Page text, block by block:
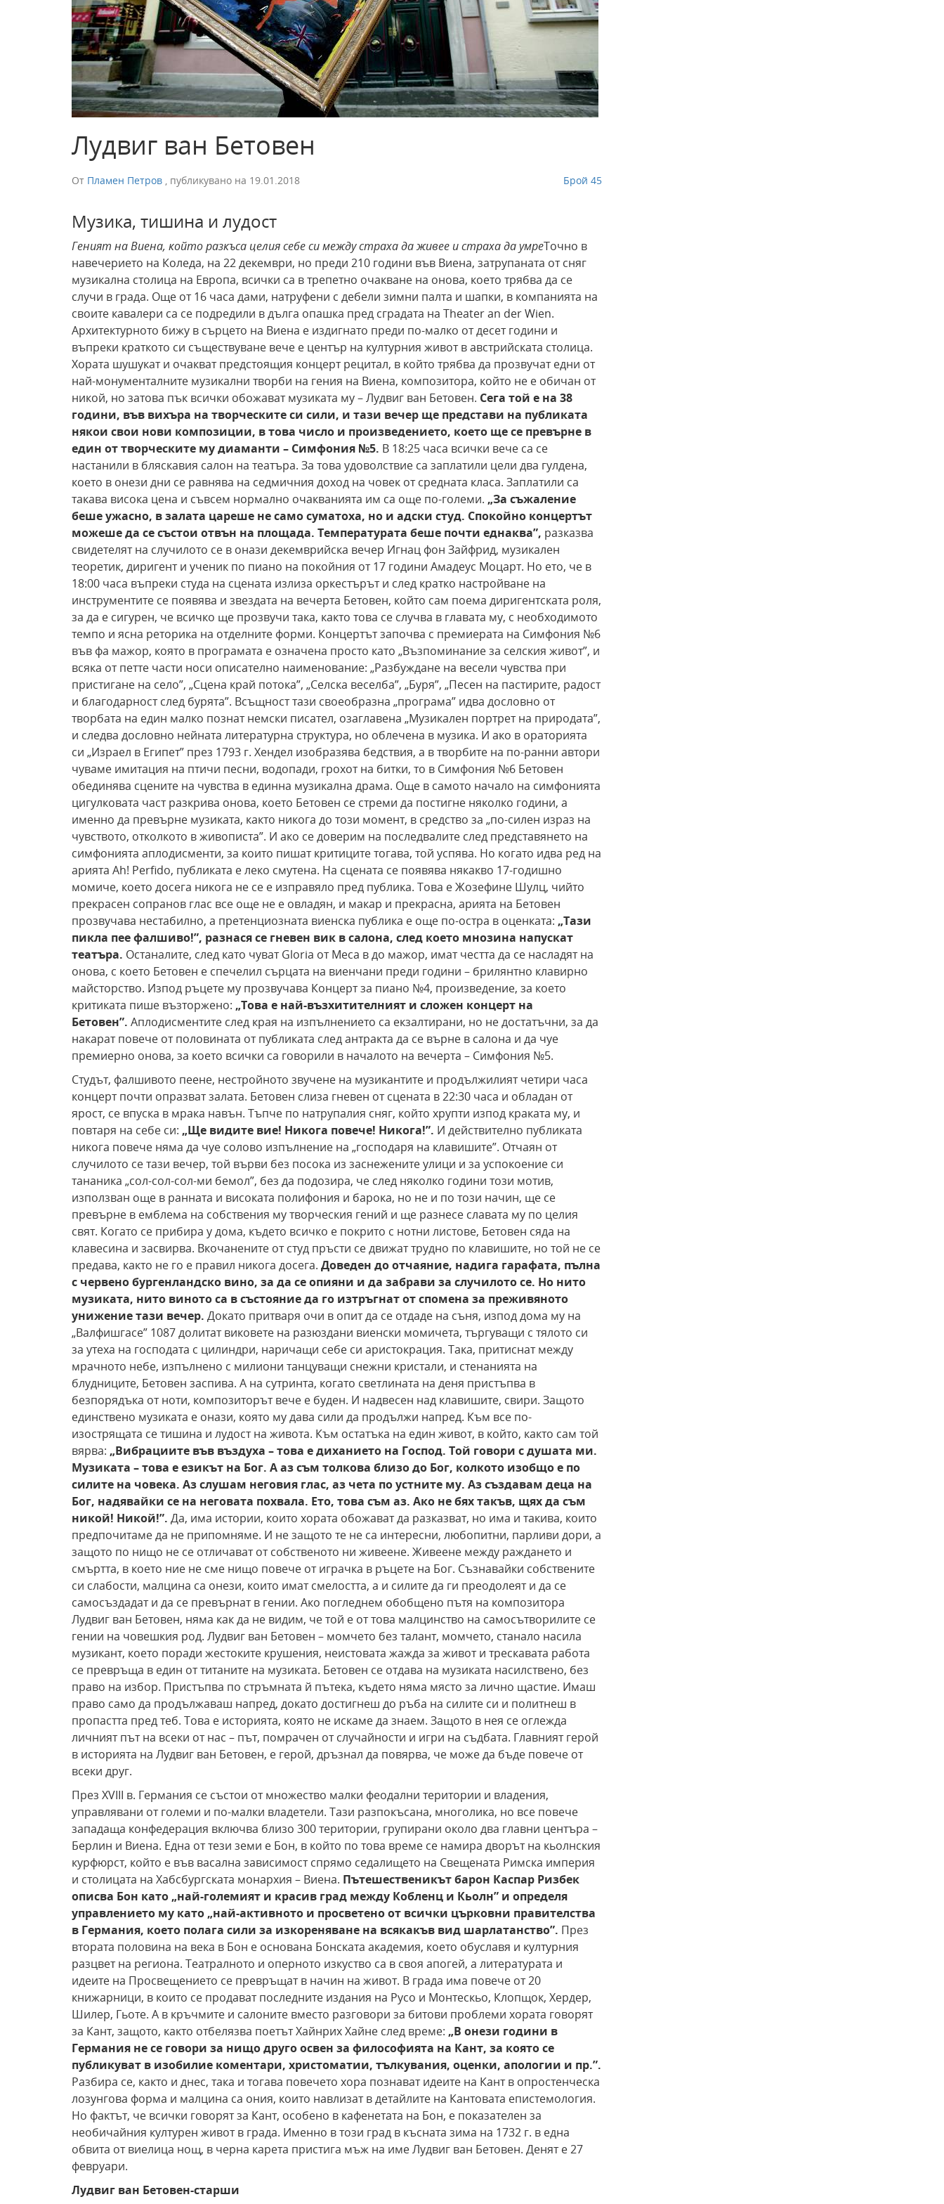
Лудвиг ван Бетовен
От Пламен Петров , публикувано на 19.01.2018 Брой 45
Музика, тишина и лудост
Геният на Виена, който разкъса целия себе си между страха да живее и страха да умреТочно в
навечерието на Коледа, на 22 декември, но преди 210 години във Виена, затрупаната от сняг
музикална столица на Европа, всички са в трепетно очакване на онова, което трябва да се
случи в града. Още от 16 часа дами, натруфени с дебели зимни палта и шапки, в компанията на
своите кавалери са се подредили в дълга опашка пред сградата на Theater an der Wien.
Архитектурното бижу в сърцето на Виена е издигнато преди по-малко от десет години и
въпреки краткото си съществуване вече е център на културния живот в австрийската столица.
Хората шушукат и очакват предстоящия концерт рецитал, в който трябва да прозвучат едни от
най-монументалните музикални творби на гения на Виена, композитора, който не е обичан от
никой, но затова пък всички обожават музиката му – Лудвиг ван Бетовен. Сега той е на 38
години, във вихъра на творческите си сили, и тази вечер ще представи на публиката
някои свои нови композиции, в това число и произведението, което ще се превърне в
един от творческите му диаманти – Симфония №5. В 18:25 часа всички вече са се
настанили в бляскавия салон на театъра. За това удоволствие са заплатили цели два гулдена,
което в онези дни се равнява на седмичния доход на човек от средната класа. Заплатили са
такава висока цена и съвсем нормално очакванията им са още по-големи. „За съжаление
беше ужасно, в залата цареше не само суматоха, но и адски студ. Спокойно концертът
можеше да се състои отвън на площада. Температурата беше почти еднаква”, разказва
свидетелят на случилото се в онази декемврийска вечер Игнац фон Зайфрид, музикален
теоретик, диригент и ученик по пиано на покойния от 17 години Амадеус Моцарт. Но ето, че в
18:00 чaса въпреки студа на сцената излиза оркестърът и след кратко настройване на
инструментите се появява и звездата на вечерта Бетовен, който сам поема диригентската роля,
за да е сигурен, че всичко ще прозвучи така, както това се случва в главата му, с необходимото
темпо и ясна реторика на отделните форми. Концертът започва с премиерата на Симфония №6
във фа мажор, която в програмата е означена просто като „Възпоминание за селския живот”, и
всяка от петте части носи описателно наименование: „Разбуждане на весели чувства при
пристигане на село”, „Сцена край потока”, „Селска веселба”, „Буря”, „Песен на пастирите, радост
и благодарност след бурята”. Всъщност тази своеобразна „програма” идва дословно от
творбата на един малко познат немски писател, озаглавена „Музикален портрет на природата”,
и следва дословно нейната литературна структура, но облечена в музика. И ако в ораторията
си „Израел в Египет” през 1793 г. Хендел изобразява бедствия, а в творбите на по-ранни автори
чуваме имитация на птичи песни, водопади, грохот на битки, то в Симфония №6 Бетовен
обединява сцените на чувства в единна музикална драма. Още в самото начало на симфонията
цигулковата част разкрива онова, което Бетовен се стреми да постигне няколко години, а
именно да превърне музиката, както никога до този момент, в средство за „по-силен израз на
чувството, отколкото в живописта”. И ако се доверим на последвалите след представянето на
симфонията аплодисменти, за които пишат критиците тогава, той успява. Но когато идва ред на
арията Ah! Perfido, публиката е леко смутена. На сцената се появява някакво 17-годишно
момиче, което досега никога не се е изправяло пред публика. Това е Жозефине Шулц, чийто
прекрасен сопранов глас все още не е овладян, и макар и прекрасна, арията на Бетовен
прозвучава нестабилно, а претенциозната виенска публика е още по-остра в оценката: „Тази
пикла пее фалшиво!”, разнася се гневен вик в салона, след което мнозина напускат
театъра. Останалите, след като чуват Gloria от Меса в до мажор, имат честта да се насладят на
онова, с което Бетовен е спечелил сърцата на виенчани преди години – брилянтно клавирно
майсторство. Изпод ръцете му прозвучава Концерт за пиано №4, произведение, за което
критиката пише възторжено: „Това е най-възхитителният и сложен концерт на
Бетовен”. Аплодисментите след края на изпълнението са екзалтирани, но не достатъчни, за да
накарат повече от половината от публиката след антракта да се върне в салона и да чуе
премиерно онова, за което всички са говорили в началото на вечерта – Симфония №5.
Студът, фалшивото пеене, нестройното звучене на музикантите и продължилият четири часа
концерт почти опразват залата. Бетовен слиза гневен от сцената в 22:30 часа и обладан от
ярост, се впуска в мрака навън. Тъпче по натрупалия сняг, който хрупти изпод краката му, и
повтаря на себе си: „Ще видите вие! Никога повече! Никога!”. И действително публиката
никога повече няма да чуе солово изпълнение на „господаря на клавишите”. Отчаян от
случилото се тази вечер, той върви без посока из заснежените улици и за успокоение си
тананика „сол-сол-сол-ми бемол”, без да подозира, че след няколко години този мотив,
използван още в ранната и високата полифония и барока, но не и по този начин, ще се
превърне в емблема на собствения му творческия гений и ще разнесе славата му по целия
свят. Когато се прибира у дома, където всичко е покрито с нотни листове, Бетовен сяда на
клавесина и засвирва. Вкочанените от студ пръсти се движат трудно по клавишите, но той не се
предава, както не го е правил никога досега. Доведен до отчаяние, надига гарафата, пълна
с червено бургенландско вино, за да се опияни и да забрави за случилото се. Но нито
музиката, нито виното са в състояние да го изтръгнат от спомена за преживяното
унижение тази вечер. Докато притваря очи в опит да се отдаде на съня, изпод дома му на
„Валфишгасе” 1087 долитат виковете на разюздани виенски момичета, търгуващи с тялото си
за утеха на господата с цилиндри, наричащи себе си аристокрация. Така, притиснат между
мрачното небе, изпълнено с милиони танцуващи снежни кристали, и стенанията на
блудниците, Бетовен заспива. А на сутринта, когато светлината на деня пристъпва в
безпорядъка от ноти, композиторът вече е буден. И надвесен над клавишите, свири. Защото
единствено музиката е онази, която му дава сили да продължи напред. Към все по-
изострящата се тишина и лудост на живота. Към остатъка на един живот, в който, както сам той
вярва: „Вибрациите във въздуха – това е диханието на Господ. Той говори с душата ми.
Музиката – това е езикът на Бог. А аз съм толкова близо до Бог, колкото изобщо е по
силите на човека. Аз слушам неговия глас, аз чета по устните му. Аз създавам деца на
Бог, надявайки се на неговата похвала. Ето, това съм аз. Ако не бях такъв, щяхда съм
никой! Никой!”. Да, има истории, които хората обожават да разказват, но има и такива, които
предпочитаме да не припомняме. И не защото те не са интересни, любопитни, парливи дори, а
защото по нищо не се отличават от собственото ни живеене. Живеене между раждането и
смъртта, в което ние не сме нищо повече от играчка в ръцете на Бог. Съзнавайки собствените
си слабости, малцина са онези, които имат смелостта, а и силите да ги преодолеят и да се
самосъздадат и да се превърнат в гении. Ако погледнем обобщено пътя на композитора
Лудвиг ван Бетовен, няма как да не видим, че той е от това малцинство на самосътворилите се
гении на човешкия род. Лудвиг ван Бетовен – момчето без талант, момчето, станало насила
музикант, което поради жестоките крушения, неистовата жажда за живот и трескавата работа
се превръща в един от титаните на музиката. Бетовен се отдава на музиката насилствено, без
право на избор. Пристъпва по стръмната й пътека, където няма място за лично щастие. Имаш
право само да продължаваш напред, докато достигнеш до ръба на силите си и политнеш в
пропастта пред теб. Това е историята, която не искаме да знаем. Защото в нея се оглежда
личният път на всеки от нас – път, помрачен от случайности и игри на съдбата. Главният герой
в историята на Лудвиг ван Бетовен, е герой, дръзнал да повярва, че може да бъде повече от
всеки друг.
През ХVIII в. Германия се състои от множество малки феодални територии и владения,
управлявани от големи и по-малки владетели. Тази разпокъсана, многолика, но все повече
западаща конфедерация включва близо 300 територии, групирани около два главни центъра –
Берлин и Виена. Една от тези земи е Бон, в който по това време се намира дворът на кьолнския
курфюрст, който е във васална зависимост спрямо седалището на Свещената Римска империя
и столицата на Хабсбургската монархия – Виена. Пътешественикътбарон Каспар Ризбек
описва Бон като „най-големият и красив град между Кобленц и Кьолн” и определя
управлението му като „най-активното и просветено от всички църковни правителства
в Германия, което полага сили за изкореняване на всякакъв вид шарлатанство”. През
втората половина на века в Бон е основана Бонската академия, което обуславя и културния
разцвет на региона. Театралното и оперното изкуство са в своя апогей, а литературата и
идеите на Просвещението се превръщат в начин на живот. В града има повече от 20
книжарници, в които се продават последните издания на Русо и Монтескьо, Клопщок, Хердер,
Шилер, Гьоте. А в кръчмите и салоните вместо разговори за битови проблеми хората говорят
за Кант, защото, както отбелязва поетът Хайнрих Хайне след време: „В онези години в
Германия не се говори за нищодруго освен за философията на Кант, за коятосе
публикуват в изобилие коментари, христоматии, тълкувания, оценки, апологии и пр.”.
Разбира се, както и днес, така и тогава повечето хора познават идеите на Кант в опростенческа
лозунгова форма и малцина са ония, които навлизат в детайлите на Кантовата епистемология.
Но фактът, че всички говорят за Кант, особено в кафенетата на Бон, е показателен за
необичайния културен живот в града. Именно в този град в късната зима на 1732 г. в една
обвита от виелица нощ, в черна карета пристига мъж на име Лудвиг ван Бетовен. Денят е 27
февруари.
Лудвиг ван Бетовен-старши